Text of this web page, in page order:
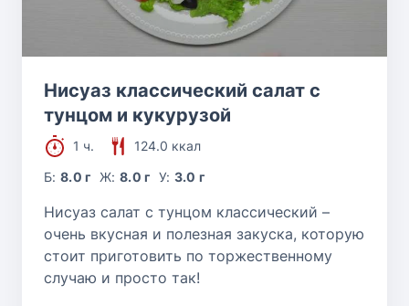
Нисуаз классический салат с
тунцом и кукурузой
1 ч.
124.0 ккал
Б:8.0 г Ж: 8.0 г У: 3.0 г
Нисуаз салат с тунцом классический –
очень вкусная и полезная закуска, которую
стоит приготовить по торжественному
случаю и просто так!